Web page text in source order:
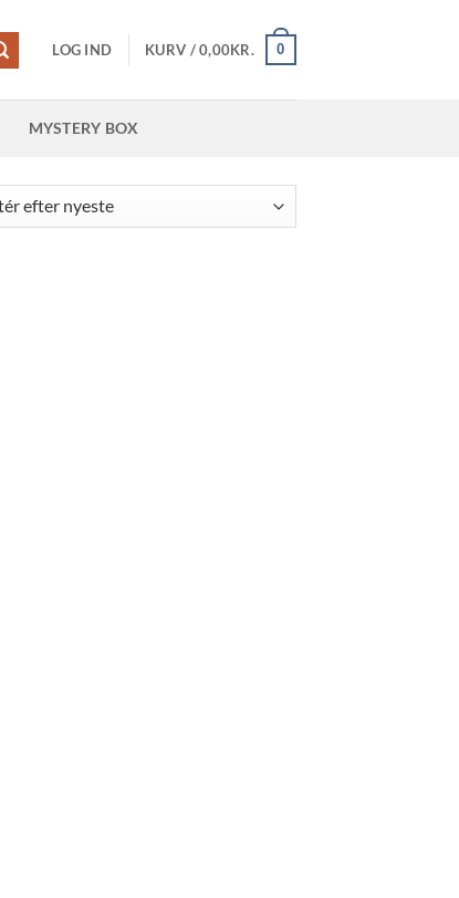
LOG IND KURV /0,00KR. 0
MYSTERY BOX